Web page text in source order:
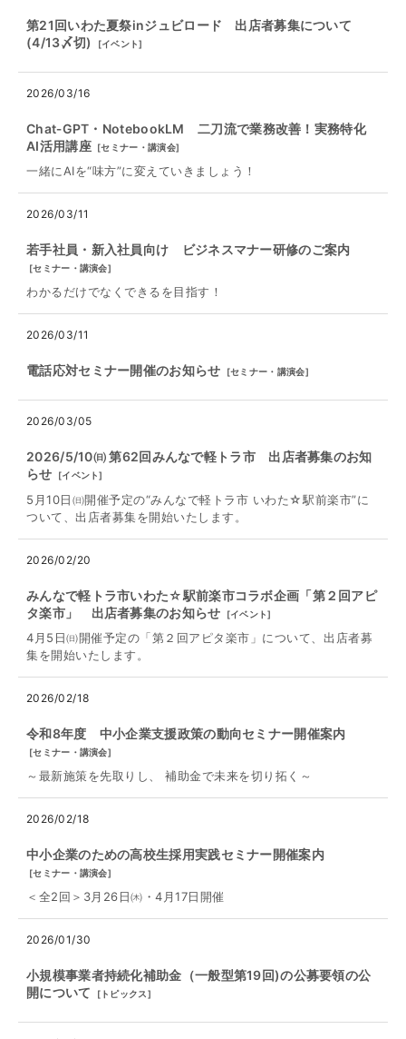
第21回いわた夏祭inジュビロード 出店者募集について
(4/13〆切)
[イベント]
2026/03/16
Chat‐GPT・NotebookLM 二刀流で業務改善！実務特化
AI活用講座 [セミナー・講演会]
一緒にAIを“味方”に変えていきましょう！
2026/03/11
若手社員・新入社員向け ビジネスマナー研修のご案内
[セミナー・講演会]
わかるだけでなくできるを目指す！
2026/03/11
電話応対セミナー開催のお知らせ [セミナー・講演会]
2026/03/05
2026/5/10㈰ 第62回みんなで軽トラ市 出店者募集のお知
らせ
[イベント]
5月10日㈰開催予定の“みんなで軽トラ市 いわた☆駅前楽市”に
ついて、出店者募集を開始いたします。
2026/02/20
みんなで軽トラ市いわた☆駅前楽市コラボ企画「第２回アピ
タ楽市」 出店者募集のお知らせ
[イベント]
4月5日㈰開催予定の「第２回アピタ楽市」について、出店者募
集を開始いたします。
2026/02/18
令和8年度 中小企業支援政策の動向セミナー開催案内
[セミナー・講演会]
～最新施策を先取りし、 補助⾦で未来を切り拓く～
2026/02/18
中小企業のための高校生採用実践セミナー開催案内
[セミナー・講演会]
＜全2回＞3月26日㈭・4月17日開催
2026/01/30
小規模事業者持続化補助金（一般型第19回)の公募要領の公
開について
[ トピックス]